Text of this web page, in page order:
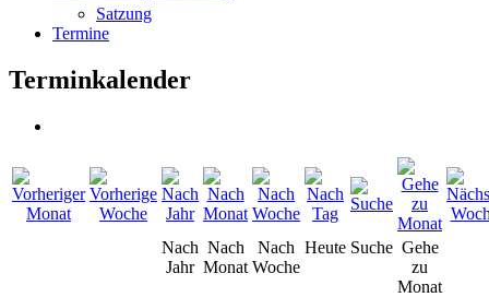
Satzung
Termine
Terminkalender
Nach
Jahr
Nach
Monat
Nach
Woche
Heute Suche Gehe
zu
Monat